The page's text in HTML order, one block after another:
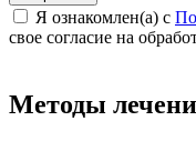
Я ознакомлен(а) с
свое cогласие на
Методы